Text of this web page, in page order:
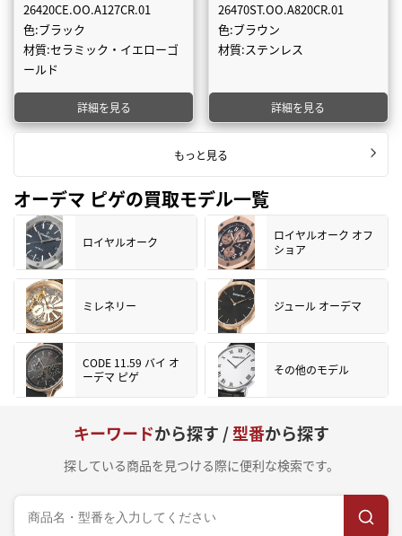
26420CE.OO.A127CR.01
色:ブラック
材質:セラミック・イエローゴ
ールド
詳細を見る
26470ST.OO.A820CR.01
色:ブラウン
材質:ステンレス
詳細を見る
もっと見る
オーデマ ピゲの買取モデル一覧
ロイヤルオーク
ロイヤルオーク オフ
ショア
ミレネリー ジュール オーデマ
CODE 11.59 バイ オ
ーデマ ピゲ
その他のモデル
キーワードから探す /型番から探す
探している商品を見つける際に便利な検索です。